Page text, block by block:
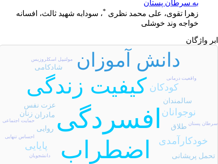
به سرطان پستان
زهرا تقوی، علی محمد نظری * ، سودابه شهید ثالث، افسانه
خواجه وند خوشلی
واژگان
افسردگی
اضطراب
کیفیت زندگی
دانش آموزان
نوجوانان
کودکان
خودکارآمدی پایایی
مادران
تحمل پریشانی
سالمندان
روایی
عزت نفس
طلاق
شادکامی
زنان
دانشجویان
واقعیت درمانی
احساس تنهایی
مولتیپل اسکلروزیس
سرطان پستان حمایت اجتماعی